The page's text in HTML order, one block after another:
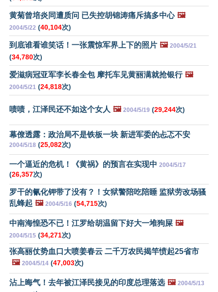
黄菊曾培炎同遭质问 已失控胡锦涛痛斥搞多中心 🖼️
2004/5/22 (40,104次)
到底谁看谁笑话！一张震惊军界上下的照片 🖼️ 2004/5/21
(34,780次)
爱滋病冠亚军李长春全包 摩托车见黄丽满就抢银行 🖼️
2004/5/21 (24,818次)
啧啧，江泽民还不如这个女人 🖼️ 2004/5/19 (29,244次)
幕僚透露：政治局不是铁板一块 新进军委的忐忑不安
2004/5/18 (25,082次)
一个逼近的危机！《黄祸》的预言在实现中 2004/5/17
(26,357次)
罗干的氰化钾带了没有？！女狱警陪吃陪睡 监狱劳改场骚
乱蜂起 🖼️ 2004/5/16 (54,715次)
中南海惶恐不已！江罗给胡温留下好大一堆狗屎 🖼️
2004/5/15 (34,271次)
张高丽仗势血口大喷姜春云 二千万农民揭竿愤起25省市
🖼️ 2004/5/14 (47,003次)
沾上晦气！去年被江泽民接见的印度总理落选 🖼️ 2004/5/13